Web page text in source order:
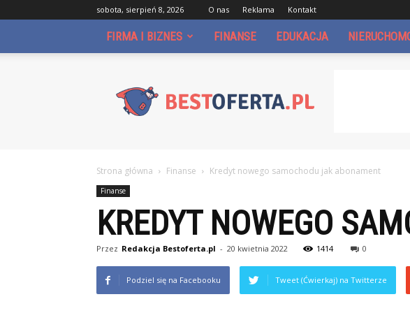
sobota, sierpień 8, 2026 O nas Reklama Kontakt
FIRMA I BIZNES FINANSE EDUKACJA
Strona główna Finanse Kredyt nowego samochodu jak abonament
Finanse
KREDYT NOWEGO
Przez Redakcja Bestoferta.pl - 20 kwietnia 2022 1414 0
Podziel się na Facebooku Tweet (Ćwierkaj) na Twitterze